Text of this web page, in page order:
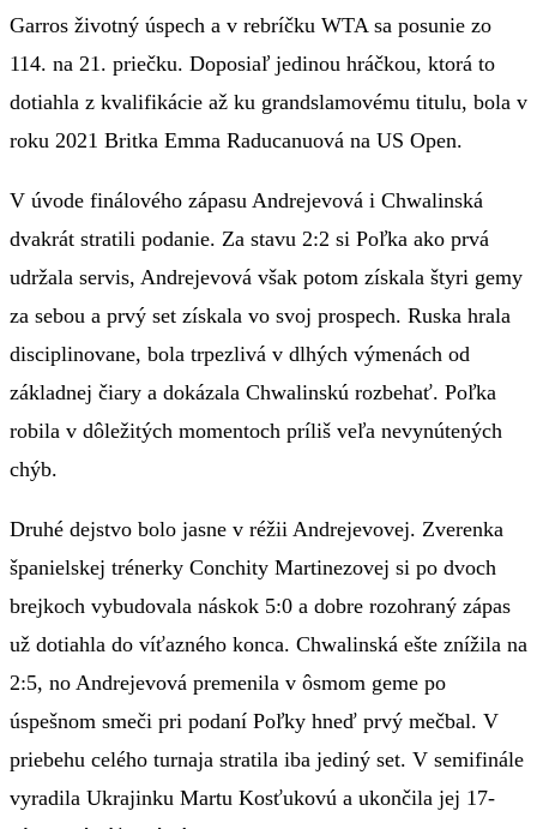
Garros životný úspech a v rebríčku WTA sa posunie zo
114. na 21. priečku. Doposiaľ jedinou hráčkou, ktorá to
dotiahla z kvalifikácie až ku grandslamovému titulu, bola v
roku 2021 Britka Emma Raducanuová na US Open.
V úvode finálového zápasu Andrejevová i Chwalinská
dvakrát stratili podanie. Za stavu 2:2 si Poľka ako prvá
udržala servis, Andrejevová však potom získala štyri gemy
za sebou a prvý set získala vo svoj prospech. Ruska hrala
disciplinovane, bola trpezlivá v dlhých výmenách od
základnej čiary a dokázala Chwalinskú rozbehať. Poľka
robila v dôležitých momentoch príliš veľa nevynútených
chýb.
Druhé dejstvo bolo jasne v réžii Andrejevovej. Zverenka
španielskej trénerky Conchity Martinezovej si po dvoch
brejkoch vybudovala náskok 5:0 a dobre rozohraný zápas
už dotiahla do víťazného konca. Chwalinská ešte znížila na
2:5, no Andrejevová premenila v ôsmom geme po
úspešnom smeči pri podaní Poľky hneď prvý mečbal. V
priebehu celého turnaja stratila iba jediný set. V semifinále
vyradila Ukrajinku Martu Kosťukovú a ukončila jej 17-